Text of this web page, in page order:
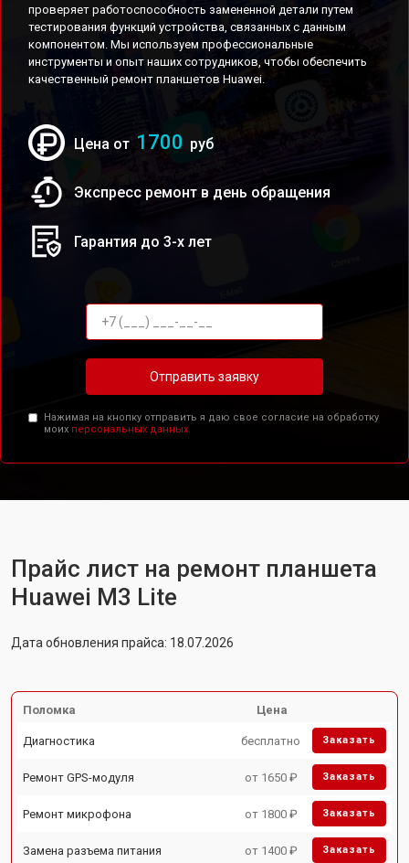
проверяет работоспособность замененной детали путем
тестирования функций устройства, связанных с данным
компонентом. Мы используем профессиональные
инструменты и опыт наших сотрудников, чтобы обеспечить
качественный ремонт планшетов Huawei.
Цена от 1700 руб
Экспресс ремонт в день обращения
Гарантия до 3-х лет
Отправить заявку
Нажимая на кнопку отправить я даю свое согласие на обработку
моих персональных данных.
Прайс лист на ремонт планшета
Huawei M3 Lite
Дата обновления прайса: 18.07.2026
Поломка Цена
Диагностика бесплатно Заказать
Ремонт GPS-модуля от 1650 ₽ Заказать
Ремонт микрофона от 1800 ₽ Заказать
Замена разъема питания от 1400 ₽ Заказать